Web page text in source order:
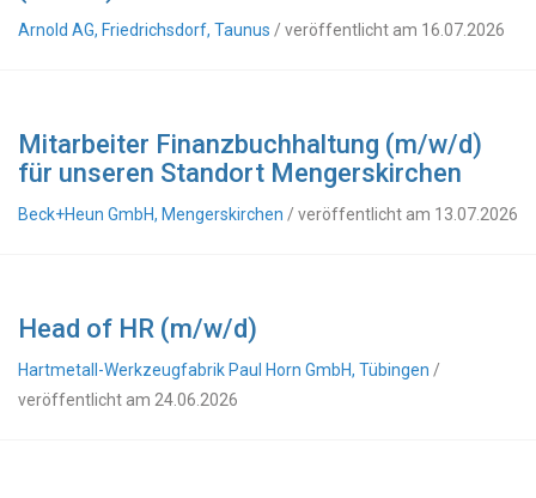
Arnold AG, Friedrichsdorf, Taunus / veröffentlicht am 16.07.2026
Mitarbeiter Finanzbuchhaltung (m/w/d)
für unseren Standort Mengerskirchen
Beck+Heun GmbH, Mengerskirchen / veröffentlicht am 13.07.2026
Head of HR (m/w/d)
Hartmetall-Werkzeugfabrik Paul Horn GmbH, Tübingen /
veröffentlicht am 24.06.2026